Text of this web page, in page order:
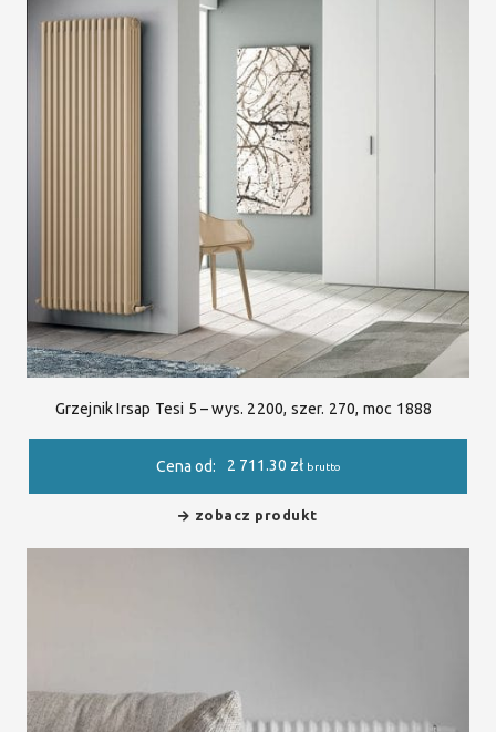
Grzejnik Irsap Tesi 5 – wys. 2200, szer. 270, moc 1888
Cena od: 2 711.30 zł brutto
zobacz produkt